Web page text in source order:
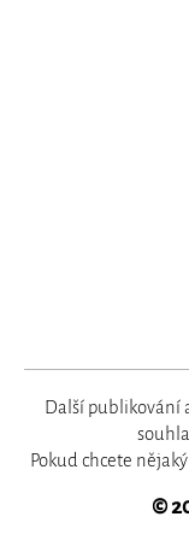
Další publikování
Pokud chcete
©